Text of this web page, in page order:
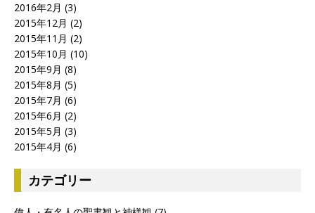
2016年2月 (3)
2015年12月 (2)
2015年11月 (2)
2015年10月 (10)
2015年9月 (8)
2015年8月 (5)
2015年7月 (6)
2015年6月 (2)
2015年5月 (3)
2015年4月 (6)
カテゴリー